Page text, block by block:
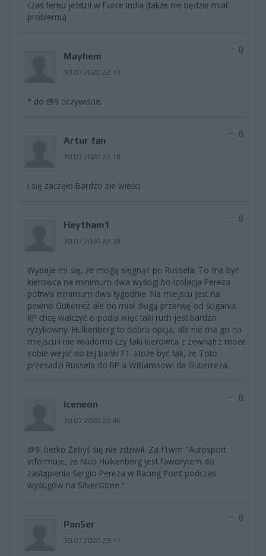
czas temu jeździł w Force India (także nie będzie miał
problemu)
Mayhem
30.07.2020 22:13
0
* do @9 oczywiście.
Artur fan
30.07.2020 22:18
0
i się zaczęło Bardzo złe wieści.
Heytham1
30.07.2020 22:38
0
Wydaje mi się, że mogą sięgnąć po Russela. To ma być
kierowca na minimum dwa wyścigi bo izolacja Pereza
potrwa minimum dwa tygodnie. Na miejscu jest na
pewno Gutierrez ale on miał długą przerwę od ścigania.
RP chcę walczyć o podia więc taki ruch jest bardzo
ryzykowny. Hulkenberg to dobra opcja, ale nie ma go na
miejscu i nie wiadomo czy taki kierowca z zewnątrz może
sobie wejść do tej bańki F1. Może być tak, że Toto
przesadzi Russela do RP a Williamsowi da Gutierreza.
iceneon
30.07.2020 22:46
0
@9. berko Żebyś się nie zdziwił. Za f1wm "Autosport
informuje, że Nico Hulkenberg jest faworytem do
zastąpienia Sergio Pereza w Racing Point podczas
wyścigów na Silverstone."
Pan5er
30.07.2020 23:11
0